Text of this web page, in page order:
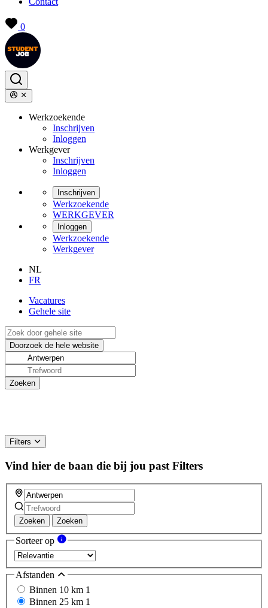
0
Werkzoekende
Inschrijven
Inloggen
Werkgever
Inschrijven
Inloggen
Inschrijven
Werkzoekende
WERKGEVER
Inloggen
Werkzoekende
Werkgever
NL
FR
Vacatures
Gehele site
Filters
Vind hier de baan die bij jou past Filters
Zoeken Zoeken
Sorteer op
Afstanden
Binnen 10 km 1
Binnen 25 km 1